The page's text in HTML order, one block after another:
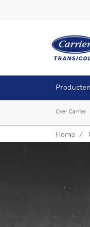
Producten
Over Carrier
Home